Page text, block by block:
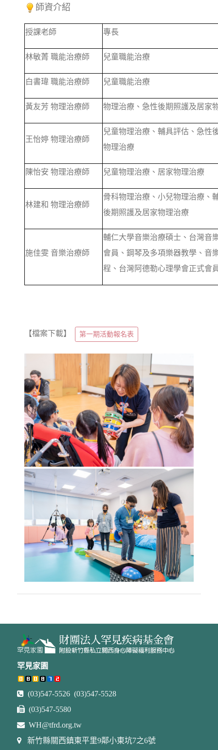
師資介紹
授課老師 專長
林敏菁 職能治療師 兒童職能治療
白書瑋 職能治療師 兒童職能治療
黃友芳 物理治療師 物理治療、急性後期照護及居家
王怡婷 物理治療師
兒童物理治療、輔具評估、急性
物理治療
陳怡安 物理治療師 兒童物理治療、居家物理治療
林建和 物理治療師
骨科物理治療、小兒物理治療、
後期照護及居家物理治療
施佳雯 音樂治療師
輔仁大學音樂治療碩士、台灣音
會員、鋼琴及多項樂器教學、音
程、台灣阿德勒心理學會正式會
【檔案下載】 第一期活動報名表
罕見家園
(03)547-5526 (03)547-5528
(03)547-5580
WH@tfrd.org.tw
新竹縣關西鎮東平里9鄰小東坑7之6號